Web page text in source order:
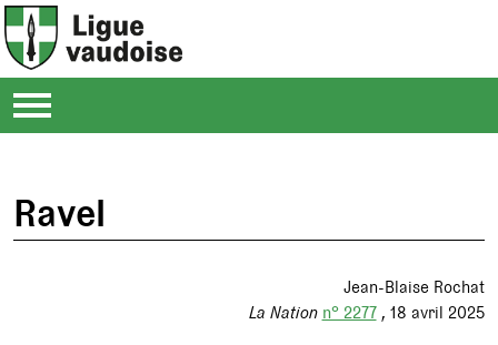
Ravel
Jean-Blaise Rochat
La Nation n° 2277 18 avril 2025